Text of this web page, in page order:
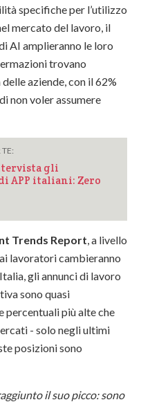
specifiche per l’utilizzo
mercato del lavoro, il
AI amplieranno le loro
trovano
aziende, con il 62%
non voler assumere
TE:
gli
APP italiani: Zero
Trends Report , a livello
lavoratori cambieranno
gli annunci di lavoro
sono quasi
percentuali più alte che
- solo negli ultimi
posizioni sono
il suo picco: sono